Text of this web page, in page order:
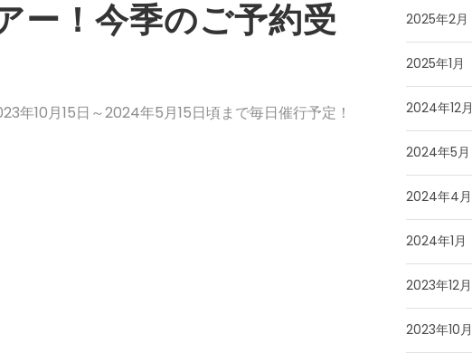
ー！今季のご予約受
年10月15日～2024年5月15日頃まで毎日催行予定！
2025年2月
2025年1月
2024年12月
2024年5月
2024年4月
2024年1月
2023年12月
2023年10月